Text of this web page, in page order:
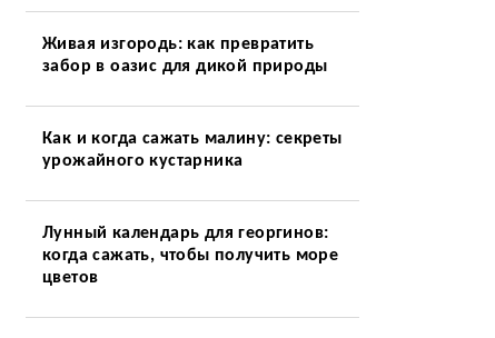
Живая изгородь: как превратить
забор в оазис для дикой природы
Как и когда сажать малину: секреты
урожайного кустарника
Лунный календарь для георгинов:
когда сажать, чтобы получить море
цветов